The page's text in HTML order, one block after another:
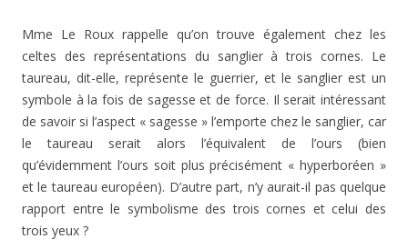
Mme Le Roux rappelle qu’on trouve également chez les
celtes des représentations du sanglier à trois cornes. Le
taureau, dit-elle, représente le guerrier, et le sanglier est un
symbole à la fois de sagesse et de force. Il serait intéressant
de savoir si l’aspect « sagesse » l’emporte chez le sanglier, car
le taureau serait alors l’équivalent de l’ours (bien
qu’évidemment l’ours soit plus précisément « hyperboréen »
et le taureau européen). D’autre part, n’y aurait-il pas quelque
rapport entre le symbolisme des trois cornes et celui des
trois yeux ?